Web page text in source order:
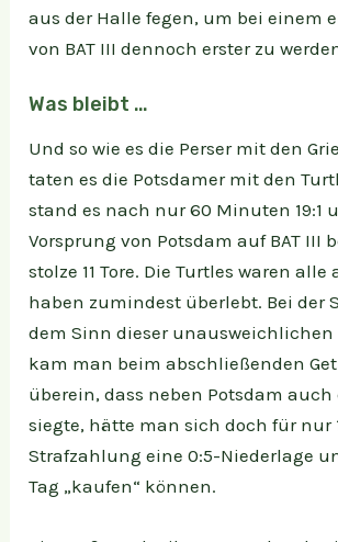
aus der Halle fegen, um bei einem
von BAT III dennoch erster zu
Was bleibt …
Und so wie es die Perser mit den
taten es die Potsdamer mit den
stand es nach nur 60 Minuten 19:1
Vorsprung von Potsdam auf BAT III
stolze 11 Tore. Die Turtles waren alle
haben zumindest überlebt. Bei der
dem Sinn dieser unausweichlichen
kam man beim abschließenden
überein, dass neben Potsdam auch
siegte, hätte man sich doch für nur
Strafzahlung eine 0:5-Niederlage
Tag „kaufen“ können.